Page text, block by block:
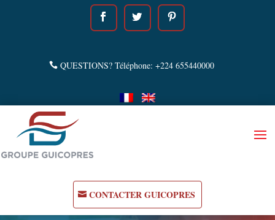
QUESTIONS? Téléphone: +224 655440000
CONTACTER GUICOPRES